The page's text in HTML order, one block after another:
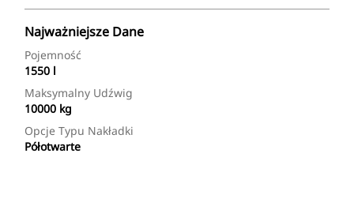
Najważniejsze Dane
Pojemność
1550 l
Maksymalny Udźwig
10000 kg
Opcje Typu Nakładki
Półotwarte